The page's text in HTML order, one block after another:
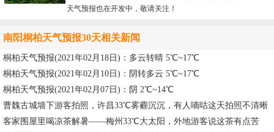
天气预报也在开发中，敬请关注！
南阳桐柏天气预报30天相关新闻
桐柏天气预报(2021年02月18日)：多云转晴 5℃~17℃
桐柏天气预报(2021年02月10日)：阴转多云 5℃~17℃
桐柏天气预报(2021年02月07日)：阴 2℃~14℃
曹魏古城墙下游客拍照，许昌33℃雾霾沉沉，有人嘀咕这天拍照不清晰
客家围屋里喝凉茶解暑——梅州33℃大太阳，外地游客说这茶有点苦